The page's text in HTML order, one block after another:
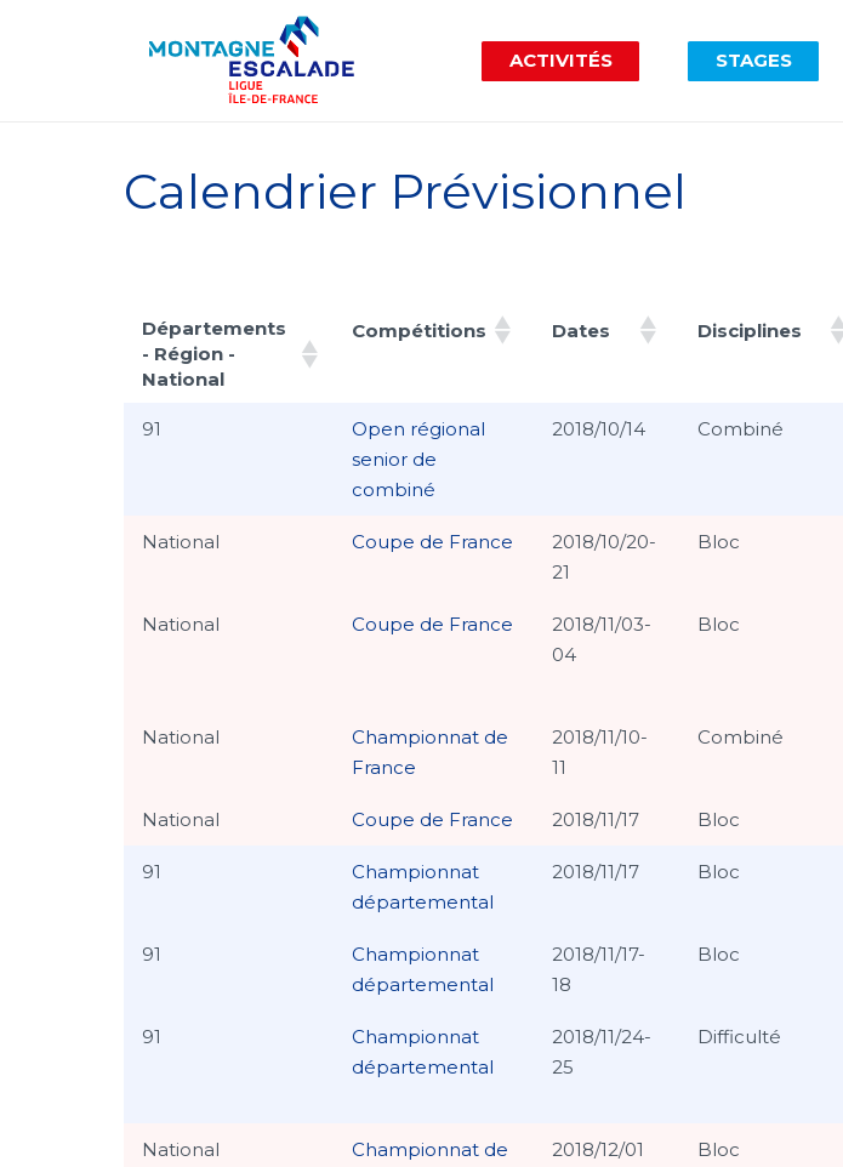
ACTIVITÉS STAGES
Calendrier Prévisionnel
Départements
- Région -
National
Compétitions Dates Disciplines
- Région -
Compétitions Dates Disciplines
91
Open régional
senior de
combiné
2018/10/14 Combiné
National Coupe de France
2018/10/20-
21
Bloc
National Coupe de France
2018/11/03-
04
Bloc
National
Championnat de
France
2018/11/10-
11
Combiné
National Coupe de France 2018/11/17 Bloc
91
Championnat
départemental
2018/11/17 Bloc
91
Championnat
départemental
2018/11/17-
18
Bloc
91
Championnat
départemental
2018/11/24-
25
Difficulté
National
Championnat de
2018/12/01 Bloc